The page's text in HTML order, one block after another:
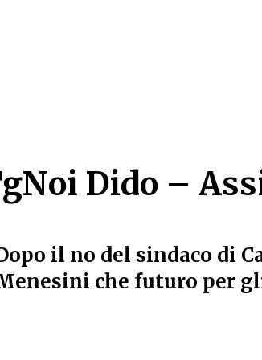
Dido –
Dido –
il no del sindaco di
che futuro per